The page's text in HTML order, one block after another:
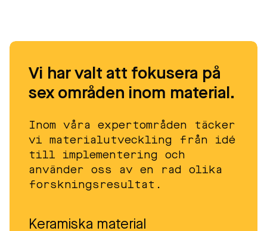
Vi har valt att fokusera på
sex områden inom material.
Inom våra expertområden täcker
vi materialutveckling från idé
till implementering och
använder oss av en rad olika
forskningsresultat.
Keramiska material